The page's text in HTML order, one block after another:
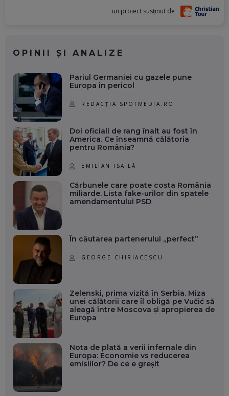
un proiect susținut de
OPINII ȘI ANALIZE
Pariul Germaniei cu gazele pune
Europa în pericol
REDACȚIA SPOTMEDIA.RO
Doi oficiali de rang înalt au fost în
America. Ce înseamnă călătoria
pentru România?
EMILIAN ISAILĂ
Cărbunele care poate costa România
miliarde. Lista fake-urilor din spatele
amendamentului PSD
În căutarea partenerului „perfect”
GEORGE CHIRIACESCU
Zelenski, prima vizită în Serbia. Miza
unei călătorii care îl obligă pe Vučić să
aleagă între Moscova și apropierea de
Europa
Nota de plată a verii infernale din
Europa: Economie vs reducerea
emisiilor? De ce e greșit